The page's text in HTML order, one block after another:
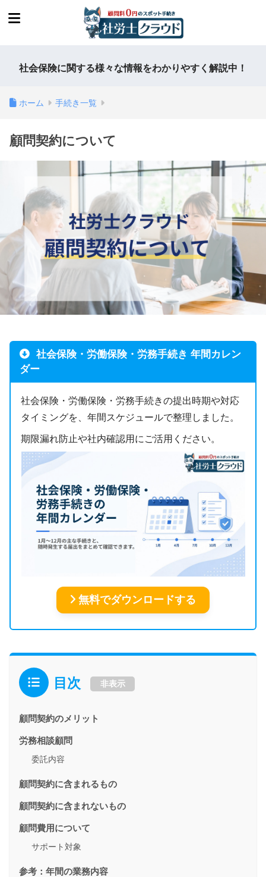
社会保険に関する様々な情報をわかりやすく解説中！
ホーム 手続き一覧
顧問契約について
社会保険・労働保険・労務手続き 年間カレン
ダー
社会保険・労働保険・労務手続きの提出時期や対応
タイミングを、年間スケジュールで整理しました。
期限漏れ防止や社内確認用にご活用ください。
無料でダウンロードする
目次 非表示
顧問契約のメリット
労務相談顧問
委託内容
顧問契約に含まれるもの
顧問契約に含まれないもの
顧問費用について
サポート対象
参考：年間の業務内容